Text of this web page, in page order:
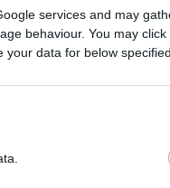
services and may
behaviour. You may
data for below
de
.